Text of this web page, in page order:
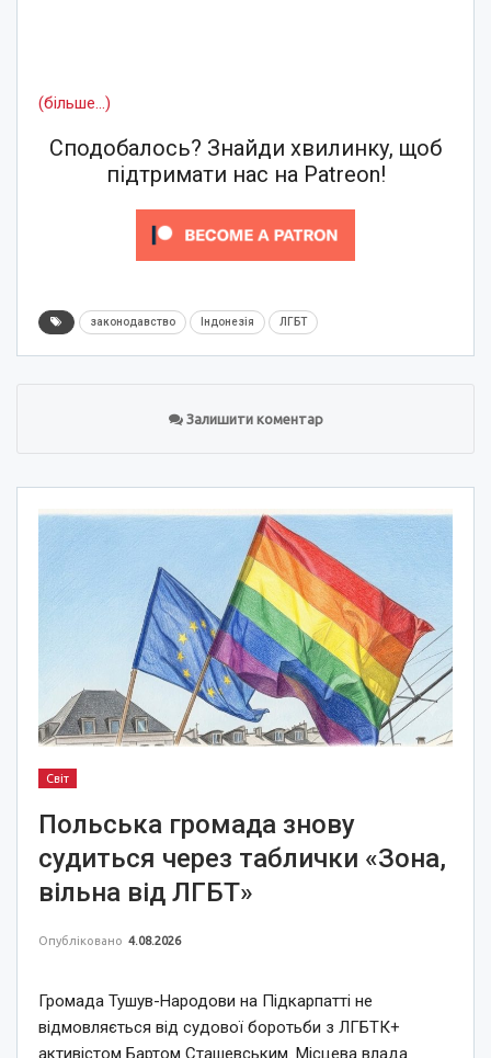
(більше…)
Сподобалось? Знайди хвилинку, щоб
підтримати нас на Patreon!
законодавство Індонезія ЛГБТ
Залишити коментар
Світ
Польська громада знову
судиться через таблички «Зона,
вільна від ЛГБТ»
Опубліковано 4.08.2026
Громада Тушув-Народови на Підкарпатті не
відмовляється від судової боротьби з ЛГБТК+
активістом Бартом Сташевським. Місцева влада